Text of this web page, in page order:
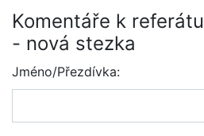
Komentáře k
- nová stezka
Jméno/Přezdívka: